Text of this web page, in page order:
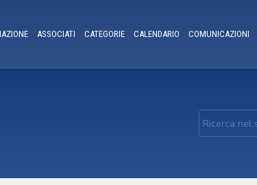
ASSOCIATI CATEGORIE CALENDARIO COMUNICAZIONI